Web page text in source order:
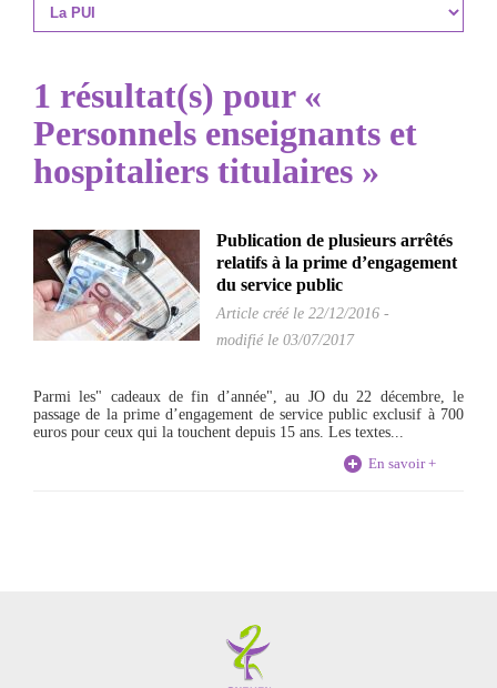
1 résultat(s) pour «
Personnels enseignants et
hospitaliers titulaires »
Publication de plusieurs arrêtés
relatifs à la prime d’engagement
du service public
Article créé le 22/12/2016 -
modifié le 03/07/2017
Parmi les" cadeaux de fin d’année", au JO du 22 décembre, le
passage de la prime d’engagement de service public exclusif à 700
euros pour ceux qui la touchent depuis 15 ans. Les textes...
En savoir +